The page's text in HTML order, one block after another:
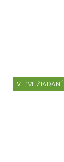
VEĽMI ŽIADANÉ